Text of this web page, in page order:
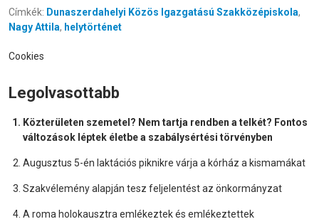
Címkék: Dunaszerdahelyi Közös Igazgatású Szakközépiskola,
Nagy Attila, helytörténet
Cookies
Legolvasottabb
Közterületen szemetel? Nem tartja rendben a telkét? Fontos
változások léptek életbe a szabálysértési törvényben
Augusztus 5-én laktációs piknikre várja a kórház a kismamákat
Szakvélemény alapján tesz feljelentést az önkormányzat
A roma holokausztra emlékeztek és emlékeztettek